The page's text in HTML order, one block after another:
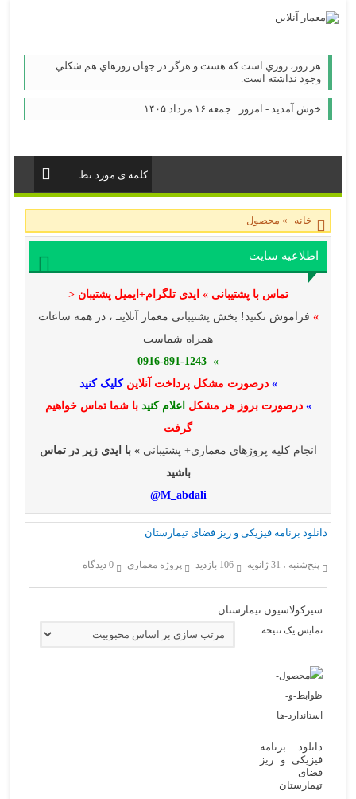
هر روز، روزي است كه هست و هرگز در جهان روزهاي هم شكلي
وجود نداشته است.
خوش آمدید - امروز : جمعه ۱۶ مرداد ۱۴۰۵
خانه » محصول
اطلاعیه سایت
تماس با پشتیبانی » ایدی تلگرام+ایمیل پشتیبان <
» فراموش نکنید! بخش پشتیبانی معمار آنلاینـ ، در همه ساعات
همراه شماست
» 0916-891-1243
» درصورت مشکل پرداخت آنلاینکلیک کنید
» درصورت بروز هر مشکل اعلام کنید با شما تماس خواهیم
گرفت
انجام کلیه پروژهای معماری+ پشتیبانی» با ایدی زیر در تماس
باشید
M_abdali@
دانلود برنامه فیزیکی و ریز فضای تیمارستان
پنج‌شنبه ، 31 ژانویه 106 بازدید پروژه معماری 0 دیدگاه
سیرکولاسیون تیمارستان
نمایش یک نتیجه
دانلود برنامه
فیزیکی و ریز
فضای
تیمارستان